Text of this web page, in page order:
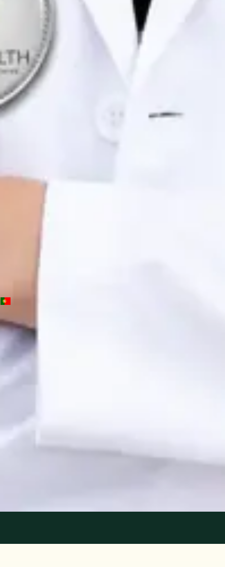
Dra. Joana Branco Maia — General Practitioner / Psychologist,
Global Health Portugal Dra. Joana Branco Maia — General
Practitioner / Psychologist at Global Health Portugal. Book an
online video consultation.
PT
Consulta de Psicologia
Dra. Joana Branco Maia
General Division
Marcar consulta
Beatriz Carvalho